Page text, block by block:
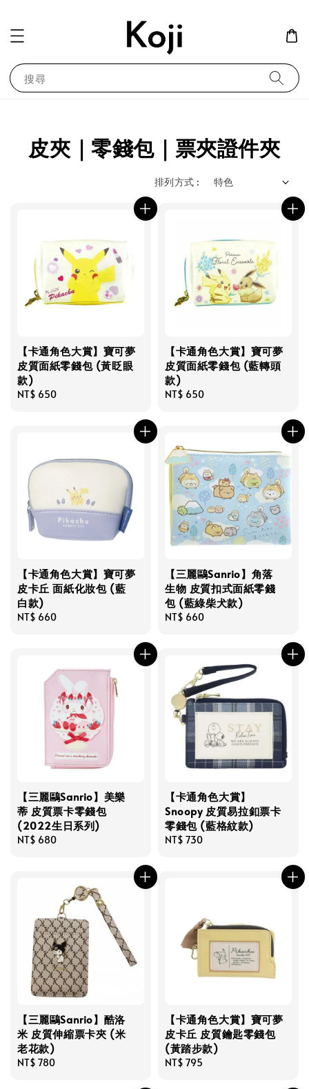
搜尋
皮夾｜零錢包｜票夾證件夾
排列方式 :
【卡通角色大賞】寶可夢
皮質面紙零錢包 (黃眨眼
款)
Regular
NT$ 650
【卡通角色大賞】寶可夢
皮質面紙零錢包 (藍轉頭
款)
Regular
NT$ 650
【卡通角色大賞】寶可夢
皮卡丘 面紙化妝包 (藍
白款)
Regular
NT$ 660
【三麗鷗Sanrio】角落
生物 皮質扣式面紙零錢
包 (藍綠柴犬款)
Regular
NT$ 660
【三麗鷗Sanrio】美樂
蒂 皮質票卡零錢包
(2022生日系列)
Regular
NT$ 680
【卡通角色大賞】
Snoopy 皮質易拉釦票卡
零錢包 (藍格紋款)
Regular
NT$ 730
【三麗鷗Sanrio】酷洛
米 皮質伸縮票卡夾 (米
老花款)
Regular
NT$ 780
【卡通角色大賞】寶可夢
皮卡丘 皮質鑰匙零錢包
(黃踏步款)
Regular
NT$ 795